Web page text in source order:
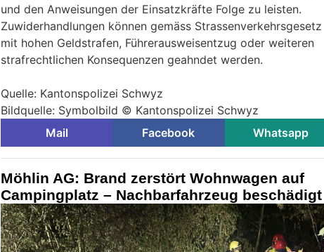
und den Anweisungen der Einsatzkräfte Folge zu leisten.
Zuwiderhandlungen können gemäss Strassenverkehrsgesetz
mit hohen Geldstrafen, Führerausweisentzug oder weiteren
strafrechtlichen Konsequenzen geahndet werden.
Quelle: Kantonspolizei Schwyz
Bildquelle: Symbolbild © Kantonspolizei Schwyz
Mail
Facebook Whatsapp
Möhlin AG: Brand zerstört Wohnwagen auf
Campingplatz – Nachbarfahrzeug beschädigt